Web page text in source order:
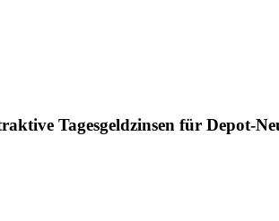
Tagesgeldzinsen für Depot-